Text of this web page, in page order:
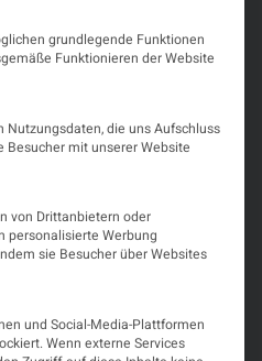
Innsbruck, wird in
der JNP über
ist für das Diplom-
Österreichischen
anrechenbar.
Gruppen, für die eine
grundlegende Funktionen
Funktionieren der Website
Nutzungsdaten, die uns Aufschluss
Besucher mit unserer Website
von Drittanbietern oder
personalisierte Werbung
sie Besucher über Websites
und Social-Media-Plattformen
Wenn externe Services